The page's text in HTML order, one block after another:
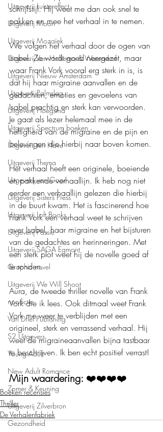
Uitgeverij Luistereffect
Uitgeverij Moon
Uitgeverij Mozaïek
Uitgeverij Van Holkema & Warendorf
Uitgeverij Nieuw Amsterdam
Uitgeverij Palmslag
Uitgeverij Ploegsma
Uitgeverij Spectrum boeken
Uitgeverij ten Have
Uitgeverij Thema
Uitgeverij van Goor
Uitgeverij Sisters Press
Uitgeverij Loft Books
Uitgeverij Passie
Uitgeverij SAGA Egmont
Graphic novel
Uitgeverij We Will Shoot
non-fictie
Van Driel Publishing
S2 Uitgevers
Young Adult
New Adult Romance
Zomer & Keuning
Uitgeverij Zilverbron
Gezondheid
schrijfstijl. Hij weet me dan ook snel te
pakken en mee het verhaal in te nemen.
We volgen het verhaal door de ogen van
Isabel. Ze wordt goed neergezet, maar
waar Frank Vork vooral erg sterk in is, is
dat hij haar migraine aanvallen en de
gedachten, emoties en gevoelens van
Isabel prachtig en sterk kan verwoorden.
Je gaat als lezer helemaal mee in de
heftigheid van de migraine en de pijn en
belevingen die hierbij naar boven komen.
Het verhaal heeft een originele, boeiende
en pakkende verhaallijn. Ik heb nog niet
eerder een verhaallijn gelezen die hierbij
in de buurt kwam. Het is fascinerend hoe
Frank Vork een verhaal weet te schrijven
over Isabel, haar migraine en het bijsturen
van de gedachtes en herinneringen. Met
een sterk plot weet hij de novelle goed af
te ronden.
Aura, de tweede thriller novelle van Frank
Vork die ik lees. Ook ditmaal weet Frank
Vork me weer te verblijden met een
origineel, sterk en verrassend verhaal. Hij
weet de migraineaanvallen bijna tastbaar
te beschrijven. Ik ben echt positief verrast!
Mijn waardering: ❤️❤️❤️❤️
Boeken recensies
Thriller
De Verhalenfabriek